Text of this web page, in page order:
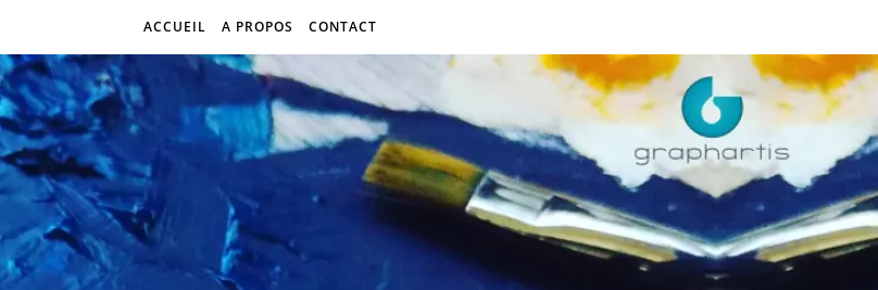
ACCUEIL A PROPOS CONTACT